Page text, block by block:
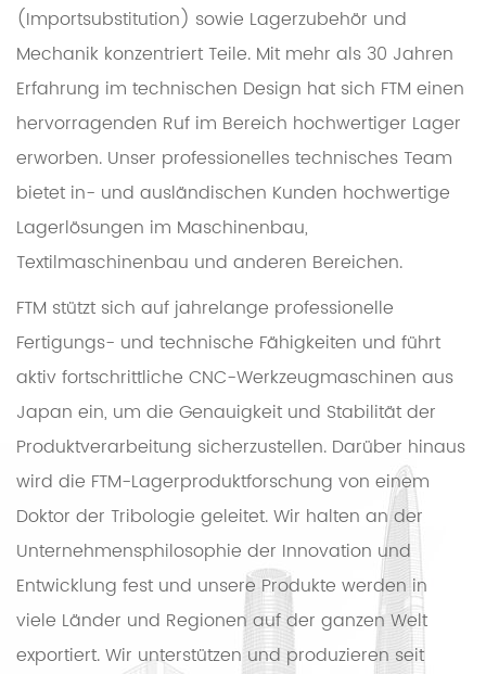
(Importsubstitution) sowie Lagerzubehör und
Mechanik konzentriert Teile. Mit mehr als 30 Jahren
Erfahrung im technischen Design hat sich FTM einen
hervorragenden Ruf im Bereich hochwertiger Lager
erworben. Unser professionelles technisches Team
bietet in- und ausländischen Kunden hochwertige
Lagerlösungen im Maschinenbau,
Textilmaschinenbau und anderen Bereichen.
FTM stützt sich auf jahrelange professionelle
Fertigungs- und technische Fähigkeiten und führt
aktiv fortschrittliche CNC-Werkzeugmaschinen aus
Japan ein, um die Genauigkeit und Stabilität der
Produktverarbeitung sicherzustellen. Darüber hinaus
wird die FTM-Lagerproduktforschung von einem
Doktor der Tribologie geleitet. Wir halten an der
Unternehmensphilosophie der Innovation und
Entwicklung fest und unsere Produkte werden in
viele Länder und Regionen auf der ganzen Welt
exportiert. Wir unterstützen und produzieren seit